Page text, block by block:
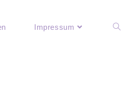
Impressum